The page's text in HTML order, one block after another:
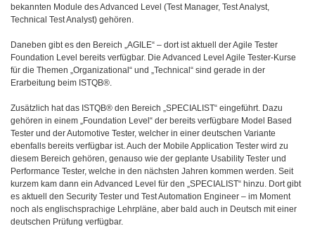
bekannten Module des Advanced Level (Test Manager, Test Analyst,
Technical Test Analyst) gehören.
Daneben gibt es den Bereich „AGILE“ – dort ist aktuell der Agile Tester
Foundation Level bereits verfügbar. Die Advanced Level Agile Tester-Kurse
für die Themen „Organizational“ und „Technical“ sind gerade in der
Erarbeitung beim ISTQB®.
Zusätzlich hat das ISTQB® den Bereich „SPECIALIST“ eingeführt. Dazu
gehören in einem „Foundation Level“ der bereits verfügbare Model Based
Tester und der Automotive Tester, welcher in einer deutschen Variante
ebenfalls bereits verfügbar ist. Auch der Mobile Application Tester wird zu
diesem Bereich gehören, genauso wie der geplante Usability Tester und
Performance Tester, welche in den nächsten Jahren kommen werden. Seit
kurzem kam dann ein Advanced Level für den „SPECIALIST“ hinzu. Dort gibt
es aktuell den Security Tester und Test Automation Engineer – im Moment
noch als englischsprachige Lehrpläne, aber bald auch in Deutsch mit einer
deutschen Prüfung verfügbar.